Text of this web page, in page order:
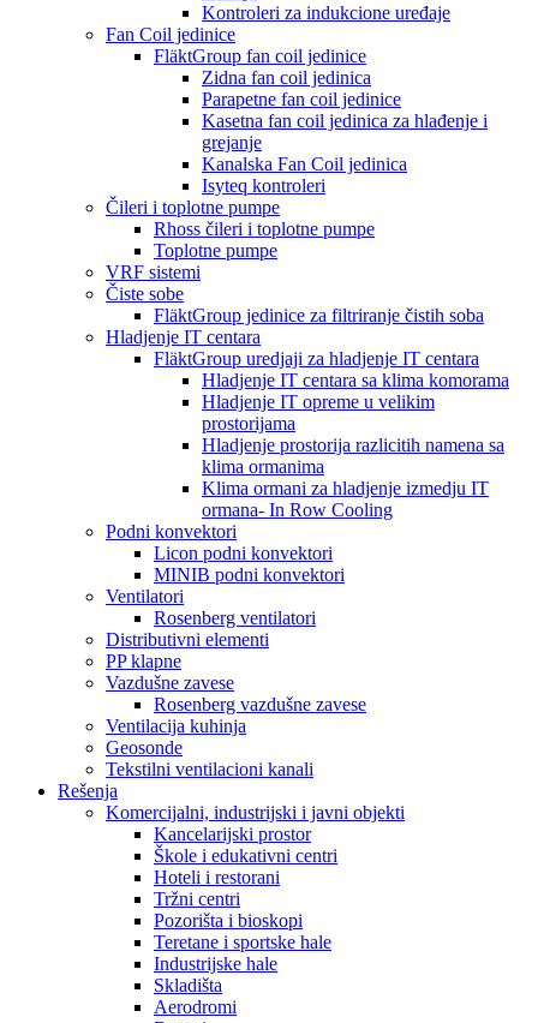
Kontroleri za indukcione uređaje
Fan Coil jedinice
FläktGroup fan coil jedinice
Zidna fan coil jedinica
Parapetne fan coil jedinice
Kasetna fan coil jedinica za hlađenje i
grejanje
Kanalska Fan Coil jedinica
Isyteq kontroleri
Čileri i toplotne pumpe
Rhoss čileri i toplotne pumpe
Toplotne pumpe
VRF sistemi
Čiste sobe
FläktGroup jedinice za filtriranje čistih soba
Hladjenje IT centara
FläktGroup uredjaji za hladjenje IT centara
Hladjenje IT centara sa klima komorama
Hladjenje IT opreme u velikim
prostorijama
Hladjenje prostorija razlicitih namena sa
klima ormanima
Klima ormani za hladjenje izmedju IT
ormana- In Row Cooling
Podni konvektori
Licon podni konvektori
MINIB podni konvektori
Ventilatori
Rosenberg ventilatori
Distributivni elementi
PP klapne
Vazdušne zavese
Rosenberg vazdušne zavese
Ventilacija kuhinja
Geosonde
Tekstilni ventilacioni kanali
Rešenja
Komercijalni, industrijski i javni objekti
Kancelarijski prostor
Škole i edukativni centri
Hoteli i restorani
Tržni centri
Pozorišta i bioskopi
Teretane i sportske hale
Industrijske hale
Skladišta
Aerodromi